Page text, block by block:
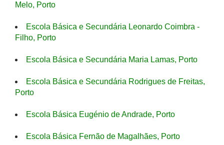
Melo, Porto
Escola Básica e Secundária Leonardo Coimbra -
Filho, Porto
Escola Básica e Secundária Maria Lamas, Porto
Escola Básica e Secundária Rodrigues de Freitas,
Porto
Escola Básica Eugénio de Andrade, Porto
Escola Básica Fernão de Magalhães, Porto